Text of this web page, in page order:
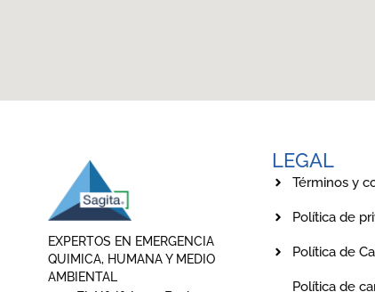
EXPERTOS EN EMERGENCIA
QUIMICA, HUMANA Y MEDIO
AMBIENTAL
LEGAL
Términos y
Política de
Política de
Política de